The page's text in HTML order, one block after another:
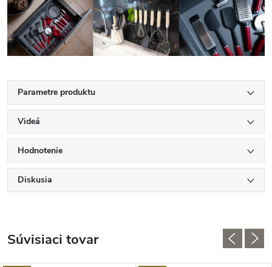
Parametre produktu
Videá
Hodnotenie
Diskusia
Súvisiaci tovar